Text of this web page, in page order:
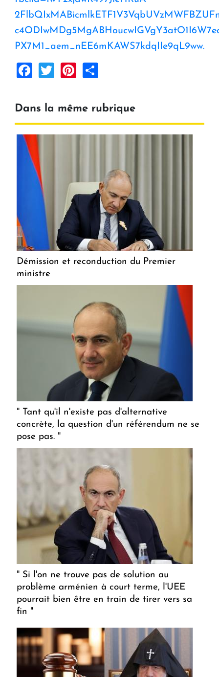
PX7M1_aem_nEE6mKAWS7kdqIIe9qL9ww.
Facebook
TwitterPinterest
Dans la même rubrique
Démission et reconduction du Premier
ministre
" Tant qu'il n'existe pas d'alternative
concrète, la question d'un référendum ne se
pose pas. "
" Si l'on ne trouve pas de solution au
problème arménien à court terme, l'UEE
pourrait bien être en train de tirer vers sa
fin "